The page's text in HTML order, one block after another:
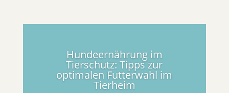
Hundeernährung im
Tierschutz: Tipps zur
optimalen Futterwahl im
Tierheim